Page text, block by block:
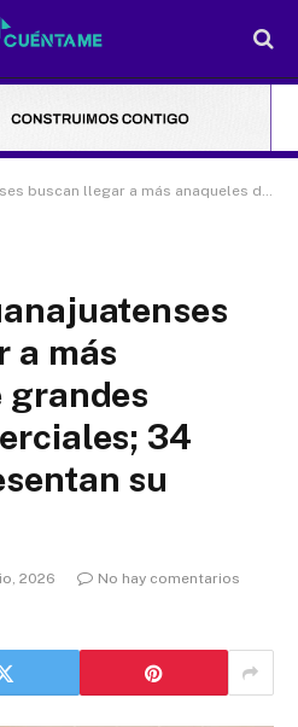
de grandes cadenas comerciales; 34 empresas presentan su oferta
a más
grandes
34
su
2026
No hay comentarios